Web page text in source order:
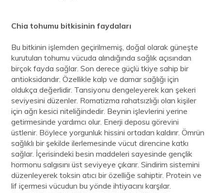
Chia tohumu bitkisinin faydaları
Bu bitkinin işlemden geçirilmemiş, doğal olarak güneşte
kurutulan tohumu vücuda alındığında sağlık açısından
birçok fayda sağlar. Son derece güçlü tkiye sahip bir
antioksidandır. Özellikle kalp ve damar sağlığı için
oldukça değerlidir. Tansiyonu dengeleyerek kan şekeri
seviyesini düzenler. Romatizma rahatsızlığı olan kişiler
için ağrı kesici niteliğindedir. Beynin işlevlerini yerine
getirmesinde yardımcı olur. Enerji deposu görevini
üstlenir. Böylece yorgunluk hissini ortadan kaldırır. Ömrün
sağlıklı bir şekilde ilerlemesinde vücut direncine katkı
sağlar. İçerisindeki besin maddeleri sayesinde gençlik
hormonu salgısını üst seviyeye çıkarır. Sindirim sistemini
düzenleyerek toksin atıcı bir özelliğe sahiptir. Protein ve
lif içermesi vücudun bu yönde ihtiyacını karşılar.